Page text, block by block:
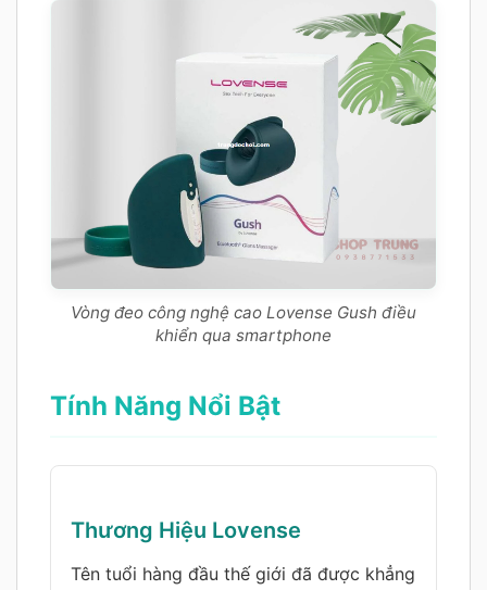
Vòng đeo công nghệ cao Lovense Gush điều
khiển qua smartphone
Tính Năng Nổi Bật
Thương Hiệu Lovense
Tên tuổi hàng đầu thế giới đã được khẳng